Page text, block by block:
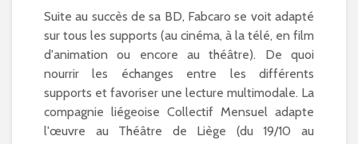
Suite au succès de sa BD, Fabcaro se voit adapté
sur tous les supports (au cinéma, à la télé, en film
d'animation ou encore au théâtre). De quoi
nourrir les échanges entre les différents
supports et favoriser une lecture multimodale. La
compagnie liégeoise Collectif Mensuel adapte
l'œuvre au Théâtre de Liège (du 19/10 au